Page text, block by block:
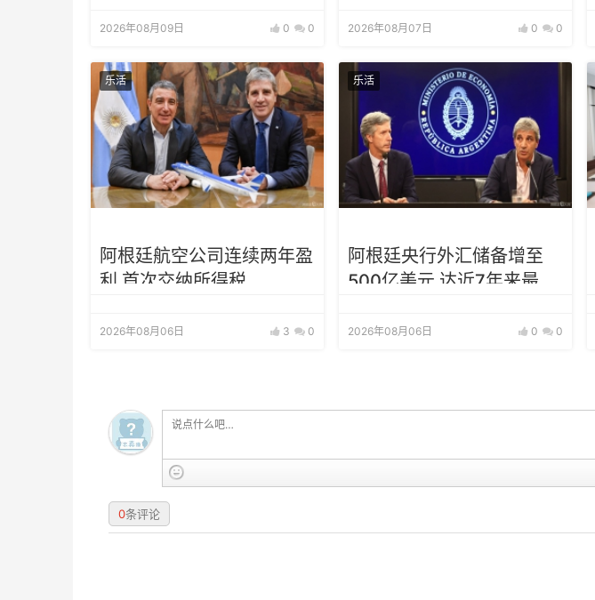
2026年08月09日 0 0 2026年08月07日 0 0
乐活
阿根廷航空公司连续两年盈
利 首次交纳所得税
2026年08月06日 3 0
乐活
阿根廷央行外汇储备增至
500亿美元 达近7年来最高
2026年08月06日 0 0
0条评论